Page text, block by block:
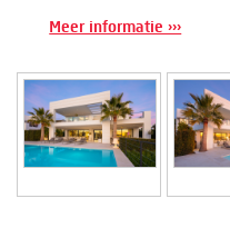
Meer informatie ›››